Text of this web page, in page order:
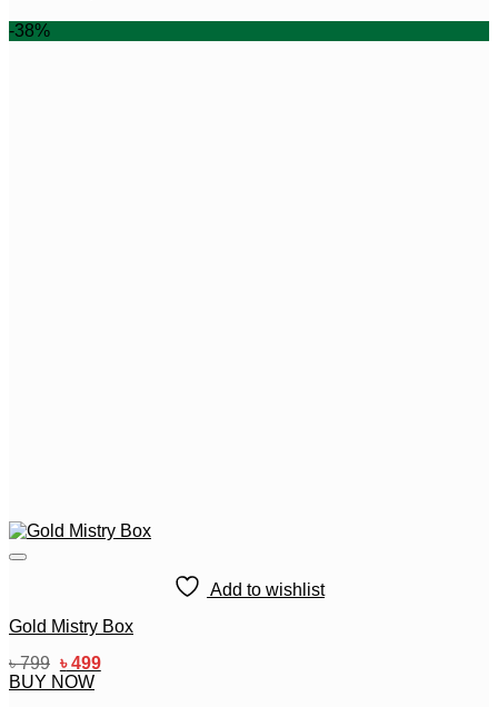
-38%
Add to wishlist
Gold Mistry Box
৳799 Original
price
৳499Current
BUY NOW